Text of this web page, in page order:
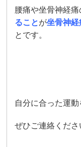
腰痛や坐骨神経痛
ることが坐骨神
とです。
自分に合った運
ぜひご連絡くださ